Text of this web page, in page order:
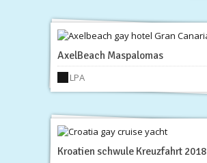
AxelBeach Maspalomas
LPA
Kroatien schwule Kreuzfahrt 2018